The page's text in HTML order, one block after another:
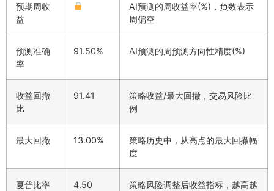
预期周收
益
AI预测的周收益率(%)，负数表示
周偏空
预测准确
率
91.50% AI预测的周预测方向性精度(%)
收益回撤
比
91.41
策略收益/最大回撤，交易风险比
例
最大回撤 13.00%
策略历史中，从高点的最大回撤幅
度
夏普比率 4.50
策略风险调整后收益指标，越高越